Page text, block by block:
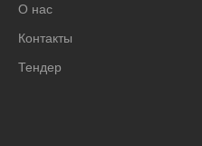
О нас
Контакты
Тендер